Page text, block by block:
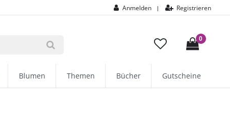
Anmelden | Registrieren
0
Blumen Themen Bücher Gutscheine